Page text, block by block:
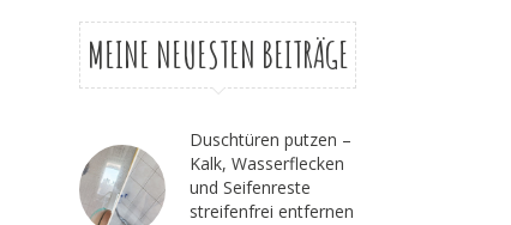
MEINE NEUESTEN BEITRÄGE
Duschtüren putzen –
Kalk, Wasserflecken
und Seifenreste
streifenfrei entfernen